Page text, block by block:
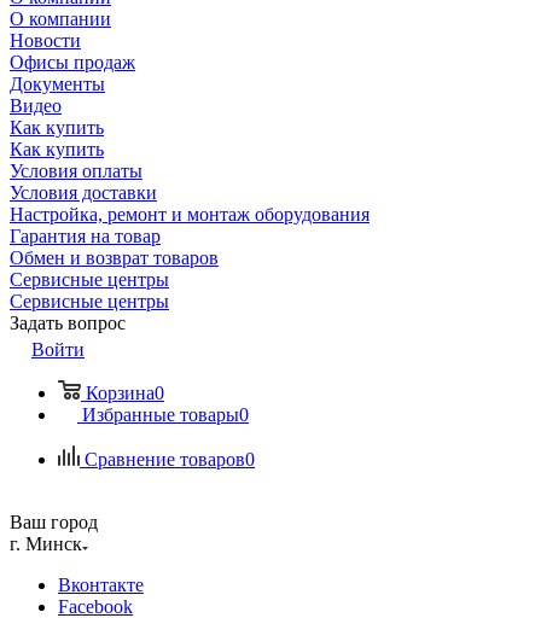
О компании
Новости
Офисы продаж
Документы
Видео
Как купить
Как купить
Условия оплаты
Условия доставки
Настройка, ремонт и монтаж оборудования
Гарантия на товар
Обмен и возврат товаров
Сервисные центры
Сервисные центры
Задать вопрос
Войти
Корзина0
Избранные товары0
Сравнение товаров0
Ваш город
г. Минск
Вконтакте
Facebook